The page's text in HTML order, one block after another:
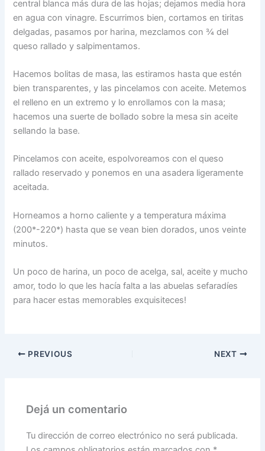
central blanca más dura de las hojas; dejamos media hora
en agua con vinagre. Escurrimos bien, cortamos en tiritas
delgadas, pasamos por harina, mezclamos con ¾ del
queso rallado y salpimentamos.
Hacemos bolitas de masa, las estiramos hasta que estén
bien transparentes, y las pincelamos con aceite. Metemos
el relleno en un extremo y lo enrollamos con la masa;
hacemos una suerte de bollado sobre la mesa sin aceite
sellando la base.
Pincelamos con aceite, espolvoreamos con el queso
rallado reservado y ponemos en una asadera ligeramente
aceitada.
Horneamos a horno caliente y a temperatura máxima
(200*-220*) hasta que se vean bien dorados, unos veinte
minutos.
Un poco de harina, un poco de acelga, sal, aceite y mucho
amor, todo lo que les hacía falta a las abuelas sefaradíes
para hacer estas memorables exquisiteces!
PREVIOUS NEXT
Dejá un comentario
Tu dirección de correo electrónico no será publicada.